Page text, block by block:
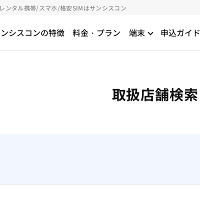
ンタル携帯/スマホ/格安SIMはサンシスコン
シスコンの特徴 料金・プラン 端末 申込ガイド
取扱店舗検索